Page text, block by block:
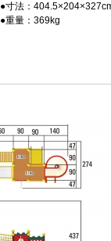
●寸法：
●重量：369kg